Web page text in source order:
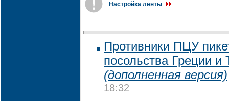
Настройка ленты
Противники ПЦУ
посольства Греции
(дополненная версия)
18:32